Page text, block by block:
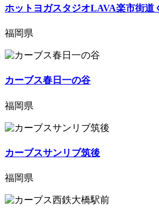
ホットヨガスタジオLAVA楽市街道
福岡県
カーブス春日一の谷
福岡県
カーブスサンリブ筑後
福岡県